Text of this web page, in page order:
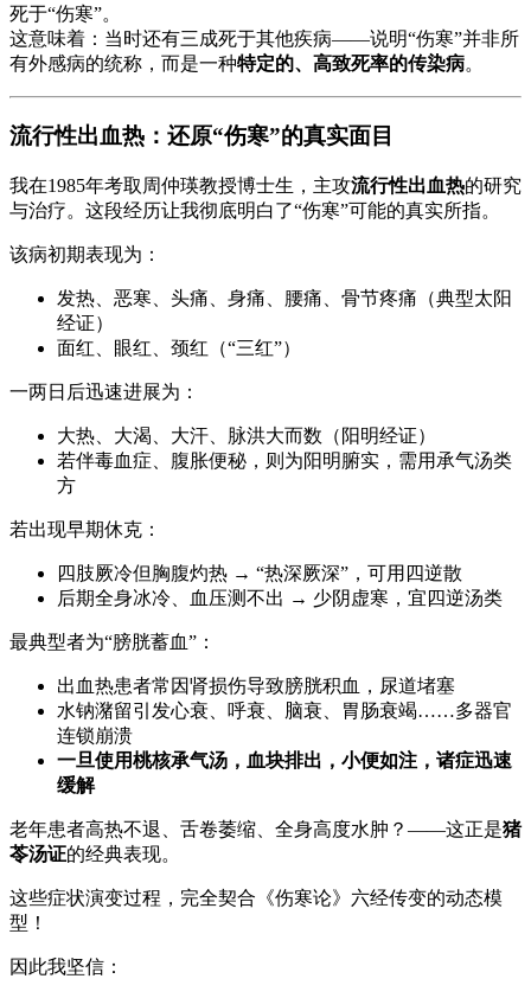
死于“伤寒”。
这意味着：当时还有三成死于其他疾病——说明“伤寒”并非所
有外感病的统称，而是一种特定的、高致死率的传染病。
流行性出血热：还原“伤寒”的真实面目
我在1985年考取周仲瑛教授博士生，主攻流行性出血热的研究
与治疗。这段经历让我彻底明白了“伤寒”可能的真实所指。
该病初期表现为：
发热、恶寒、头痛、身痛、腰痛、骨节疼痛（典型太阳
经证）
面红、眼红、颈红（“三红”）
一两日后迅速进展为：
大热、大渴、大汗、脉洪大而数（阳明经证）
若伴毒血症、腹胀便秘，则为阳明腑实，需用承气汤类
方
若出现早期休克：
四肢厥冷但胸腹灼热 → “热深厥深”，可用四逆散
后期全身冰冷、血压测不出 → 少阴虚寒，宜四逆汤类
最典型者为“膀胱蓄血”：
出血热患者常因肾损伤导致膀胱积血，尿道堵塞
水钠潴留引发心衰、呼衰、脑衰、胃肠衰竭……多器官
连锁崩溃
一旦使用桃核承气汤，血块排出，小便如注，诸症迅速
缓解
老年患者高热不退、舌卷萎缩、全身高度水肿？——这正是猪
苓汤证的经典表现。
这些症状演变过程，完全契合《伤寒论》六经传变的动态模
型！
因此我坚信：